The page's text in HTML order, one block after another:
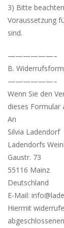
3) Bitte
Voraussetzung
sind.
——————–
B.
——————–
Wenn Sie den
dieses Formular
An
Silvia Ladendorf
Ladendorfs
Gaustr. 73
55116 Mainz
Deutschland
E-Mail:
Hiermit